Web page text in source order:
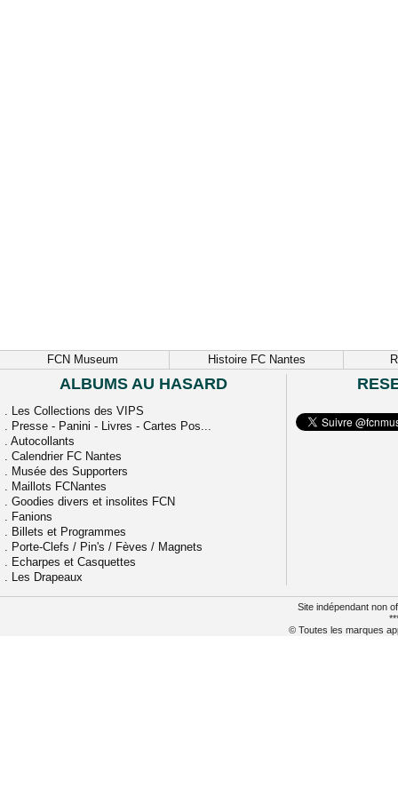
FCN Museum Histoire FC Nantes
ALBUMS AU HASARD
. Les Collections des VIPS
. Presse - Panini - Livres - Cartes Pos...
. Autocollants
. Calendrier FC Nantes
. Musée des Supporters
. Maillots FCNantes
. Goodies divers et insolites FCN
. Fanions
. Billets et Programmes
. Porte-Clefs / Pin's / Fèves / Magnets
. Echarpes et Casquettes
. Les Drapeaux
Site indépendant non
© Toutes les marques